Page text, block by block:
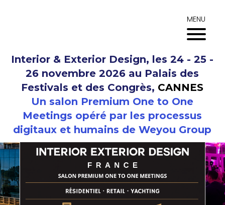
Interior & Exterior Design, les 24 - 25 -
26 novembre 2026 au Palais des
Festivals et des Congrès, CANNES
Un salon Premium One to One
Meetings opéré par les processus
digitaux et humains de Weyou Group
MENU